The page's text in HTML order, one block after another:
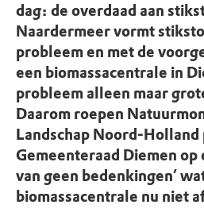
dag: de overdaad aan
Naardermeer vormt
probleem en met de
een biomassacentrale in
probleem alleen maar
Daarom roepen
Landschap Noord-Holland
Gemeenteraad Diemen op
van geen bedenkingen’
biomassacentrale nu niet